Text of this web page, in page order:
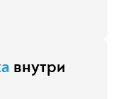
внутри